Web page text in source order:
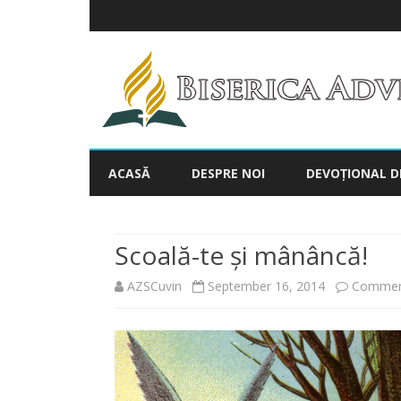
ACASĂ DESPRE NOI DEVOȚIONAL
Scoală-te și mânâncă!
AZSCuvin September 16, 2014